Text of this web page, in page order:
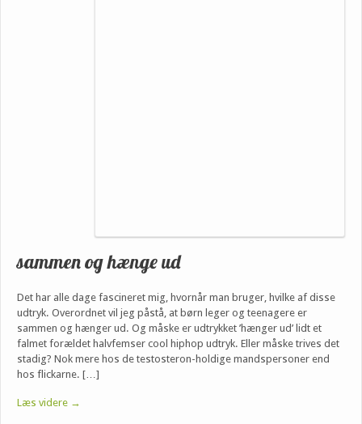
sammen og hænge ud
Det har alle dage fascineret mig, hvornår man bruger, hvilke af disse
udtryk. Overordnet vil jeg påstå, at børn leger og teenagere er
sammen og hænger ud. Og måske er udtrykket ’hænger ud’ lidt et
falmet forældet halvfemser cool hiphop udtryk. Eller måske trives det
stadig? Nok mere hos de testosteron-holdige mandspersoner end
hos flickarne. […]
Læs videre →